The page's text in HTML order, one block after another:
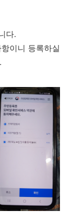
다.
이니 등록하실